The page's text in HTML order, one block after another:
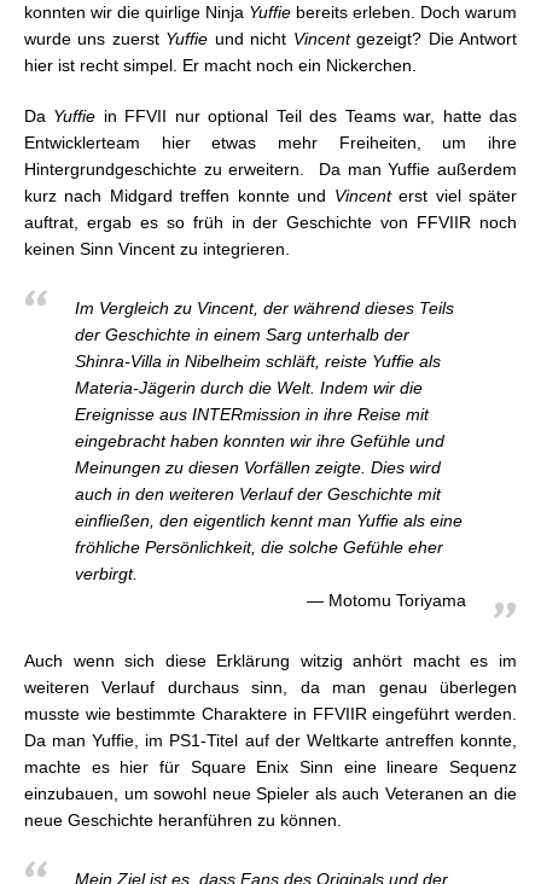
konnten wir die quirlige Ninja Yuffie bereits erleben. Doch warum
wurde uns zuerst Yuffie und nicht Vincentgezeigt? Die Antwort
hier ist recht simpel. Er macht noch ein Nickerchen.
Da Yuffie in FFVII nur optional Teil des Teams war, hatte das
Entwicklerteam hier etwas mehr Freiheiten, um ihre
Hintergrundgeschichte zu erweitern. Da man Yuffie außerdem
kurz nach Midgard treffen konnte und Vincenterst viel später
auftrat, ergab es so früh in der Geschichte von FFVIIR noch
keinen Sinn Vincent zu integrieren.
Im Vergleich zu Vincent, der während dieses Teils
der Geschichte in einem Sarg unterhalb der
Shinra-Villa in Nibelheim schläft, reiste Yuffie als
Materia-Jägerin durch die Welt. Indem wir die
Ereignisse aus INTERmission in ihre Reise mit
eingebracht haben konnten wir ihre Gefühle und
Meinungen zu diesen Vorfällen zeigte. Dies wird
auch in den weiteren Verlauf der Geschichte mit
einfließen, den eigentlich kennt man Yuffie als eine
fröhliche Persönlichkeit, die solche Gefühle eher
verbirgt.
Motomu Toriyama
Auch wenn sich diese Erklärung witzig anhört macht es im
weiteren Verlauf durchaus sinn, da man genau überlegen
musste wie bestimmte Charaktere in FFVIIR eingeführt werden.
Da man Yuffie, im PS1-Titel auf der Weltkarte antreffen konnte,
machte es hier für Square Enix Sinn eine lineare Sequenz
einzubauen, um sowohl neue Spieler als auch Veteranen an die
neue Geschichte heranführen zu können.
Mein Ziel ist es, dass Fans des Originals und der